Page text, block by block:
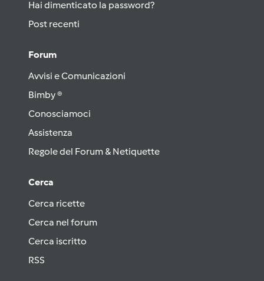
Hai dimenticato la password?
Post recenti
Forum
Avvisi e Comunicazioni
Bimby ®
Conosciamoci
Assistenza
Regole del Forum & Netiquette
Cerca
Cerca ricette
Cerca nel forum
Cerca iscritto
RSS